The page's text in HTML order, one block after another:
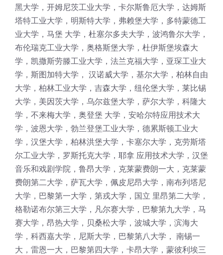
黑大学，开姆尼茨工业大学，卡尔斯鲁厄大学，达姆斯
塔特工业大学，明斯特大学，弗赖堡大学，多特蒙德工
业大学，马堡 大学，杜塞尔多夫大学，波鸿鲁尔大学，
布伦瑞克工业大学，奥格斯堡大学，杜伊斯堡埃森大
学，凯撒斯劳滕工业大学，法兰克福大学，亚琛工业大
学，斯图加特大学， 汉诺威大学，基尔大学，柏林自由
大学，柏林工业大学，吉森大学，纽伦堡大学，莱比锡
大学，美因茨大学，乌尔兹堡大学，萨尔大学，科隆大
学，不来梅大学，奥登堡 大学，安哈尔特应用技术大
学，波恩大学，勃兰登堡工业大学，德累斯顿工业大
学，汉堡大学，柏林洪堡大学，卡塞尔大学，克劳斯塔
尔工业大学，罗斯托克大学，耶拿 应用技术大学，汉堡
音乐和戏剧学院，鲁昂大学，克莱蒙费朗一大，克莱蒙
费朗第二大学，萨瓦大学，佩皮尼昂大学，南布列塔尼
大学，巴黎第一大学，第戎大学，国立 里昂第二大学，
格勒诺布尔第三大学，凡尔赛大学，巴黎第九大学，马
赛大学，昂热大学，贝桑松大学，波城大学，滨海大
学，科西嘉大学，尼斯大学，巴黎第八大学， 南锡一
大，雷恩一大，巴黎第四大学，卡昂大学，蒙彼利埃三